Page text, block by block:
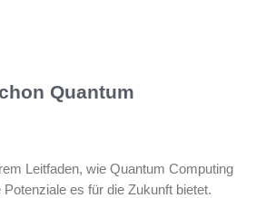
Quantum
Leitfaden, wie Quantum Computing
es für die Zukunft bietet.